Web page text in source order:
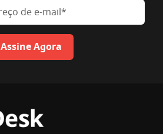
Digite seu endereço de e-mail
Assine Agora